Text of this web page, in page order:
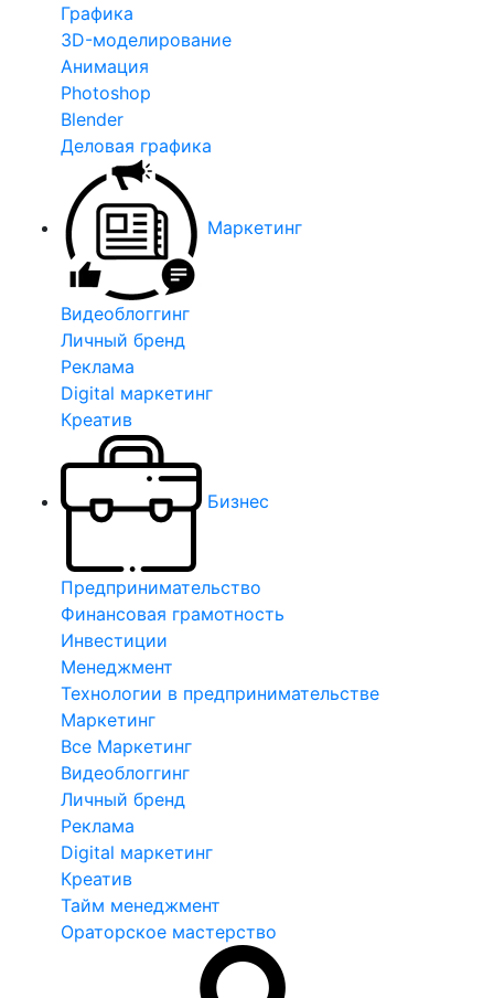
Графика
3D-моделирование
Анимация
Photoshop
Blender
Деловая графика
Маркетинг
Видеоблоггинг
Личный бренд
Реклама
Digital маркетинг
Креатив
Бизнес
Предпринимательство
Финансовая грамотность
Инвестиции
Менеджмент
Технологии в предпринимательстве
Маркетинг
Все Маркетинг
Видеоблоггинг
Личный бренд
Реклама
Digital маркетинг
Креатив
Тайм менеджмент
Ораторское мастерство